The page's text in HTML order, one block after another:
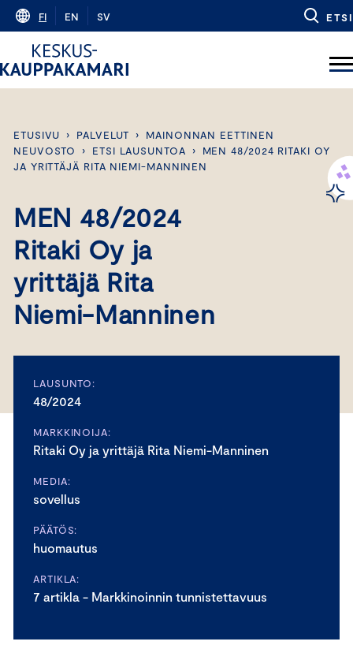
Skip
content
FI EN SV ETSI
ETUSIVU › PALVELUT ›
MAINONNAN EETTINEN
NEUVOSTO
› ETSI LAUSUNTOA ›
MEN 48/2024 RITAKI OY
JA YRITTÄJÄ RITA NIEMI-MANNINEN
MEN 48/2024
Ritaki Oy ja
yrittäjä Rita
Niemi-Manninen
LAUSUNTO:
48/2024
MARKKINOIJA:
Ritaki Oy ja yrittäjä Rita Niemi-Manninen
MEDIA:
sovellus
PÄÄTÖS:
huomautus
ARTIKLA:
7 artikla - Markkinoinnin tunnistettavuus